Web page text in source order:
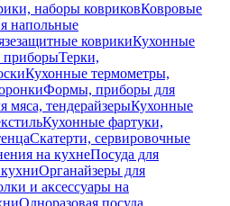
наборы ковриковКовровые
напольные
коврикиКухонные
приборыТерки,
Кухонные термометры,
Формы, приборы для
мяса, тендерайзерыКухонные
Кухонные фартуки,
Скатерти, сервировочные
на кухнеПосуда для
Органайзеры для
и аксессуары на
Одноразовая посуда,